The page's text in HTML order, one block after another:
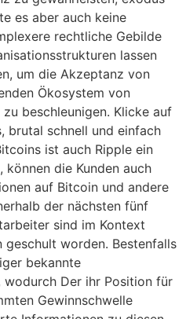
es aber auch keine
rechtliche Gebilde
lassen
um die Akzeptanz von
Ökosystem von
beschleunigen. Klicke auf
brutal schnell und einfach
ist auch Ripple ein
die Kunden auch
auf Bitcoin und andere
der nächsten fünf
sind im Kontext
geschult worden. Bestenfalls
bekannte
wodurch Der ihr Position für
Gewinnschwelle